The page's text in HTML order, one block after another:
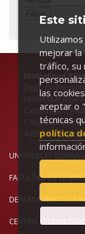
MoBioFood
Dept. de
Universitat
Campus
C/Marcel.lí
43007-Tarragona,
UNIVERSITAT ROVIRA I
FACULTAD DE
DEPARTAMENTO DE
CENTRO
Este
mejorar la
tráfico, su
las
aceptar o
técnicas
política